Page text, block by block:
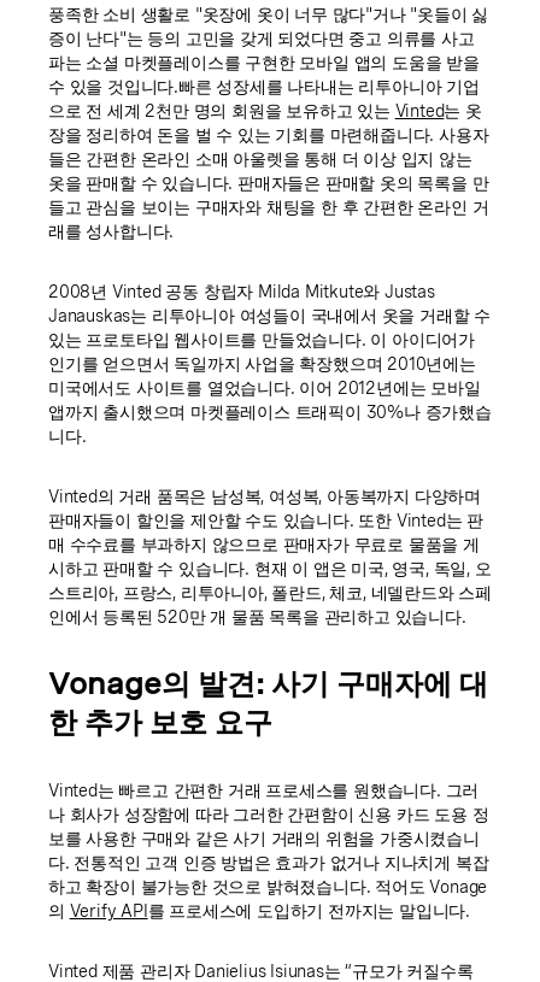
풍족한 소비 생활로 "옷장에 옷이 너무 많다"거나 "옷들이 싫
증이 난다"는 등의 고민을 갖게 되었다면 중고 의류를 사고
파는 소셜 마켓플레이스를 구현한 모바일 앱의 도움을 받을
수 있을 것입니다.빠른 성장세를 나타내는 리투아니아 기업
으로 전 세계 2천만 명의 회원을 보유하고 있는 Vinted는 옷
장을 정리하여 돈을 벌 수 있는 기회를 마련해줍니다. 사용자
들은 간편한 온라인 소매 아울렛을 통해 더 이상 입지 않는
옷을 판매할 수 있습니다. 판매자들은 판매할 옷의 목록을 만
들고 관심을 보이는 구매자와 채팅을 한 후 간편한 온라인 거
래를 성사합니다.
2008년 Vinted 공동 창립자 Milda Mitkute와 Justas
Janauskas는 리투아니아 여성들이 국내에서 옷을 거래할 수
있는 프로토타입 웹사이트를 만들었습니다. 이 아이디어가
인기를 얻으면서 독일까지 사업을 확장했으며 2010년에는
미국에서도 사이트를 열었습니다. 이어 2012년에는 모바일
앱까지 출시했으며 마켓플레이스 트래픽이 30%나 증가했습
니다.
Vinted의 거래 품목은 남성복, 여성복, 아동복까지 다양하며
판매자들이 할인을 제안할 수도 있습니다. 또한 Vinted는 판
매 수수료를 부과하지 않으므로 판매자가 무료로 물품을 게
시하고 판매할 수 있습니다. 현재 이 앱은 미국, 영국, 독일, 오
스트리아, 프랑스, 리투아니아, 폴란드, 체코, 네델란드와 스페
인에서 등록된 520만 개 물품 목록을 관리하고 있습니다.
Vonage의 발견: 사기 구매자에 대
한 추가 보호 요구
Vinted는 빠르고 간편한 거래 프로세스를 원했습니다. 그러
나 회사가 성장함에 따라 그러한 간편함이 신용 카드 도용 정
보를 사용한 구매와 같은 사기 거래의 위험을 가중시켰습니
다. 전통적인 고객 인증 방법은 효과가 없거나 지나치게 복잡
하고 확장이 불가능한 것으로 밝혀졌습니다. 적어도 Vonage
의 Verify API 를 프로세스에 도입하기 전까지는 말입니다.
Vinted 제품 관리자 Danielius Isiunas는 “규모가 커질수록